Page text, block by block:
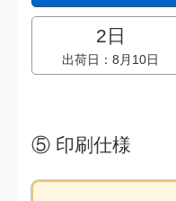
2日
出荷日：8月10日
⑤ 印刷仕様